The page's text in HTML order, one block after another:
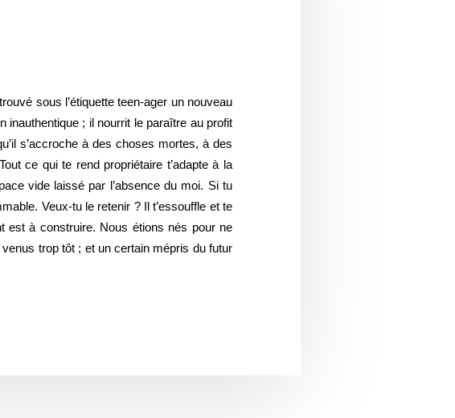
sous l’étiquette teen-ager un nouveau
; il nourrit le paraître au profit
s’accroche à des choses mortes, à des
ce qui te rend propriétaire t’adapte à la
vide laissé par l’absence du moi. Si tu
Veux-tu le retenir ? Il t’essouffle et te
est à construire. Nous étions nés pour ne
trop tôt ; et un certain mépris du futur